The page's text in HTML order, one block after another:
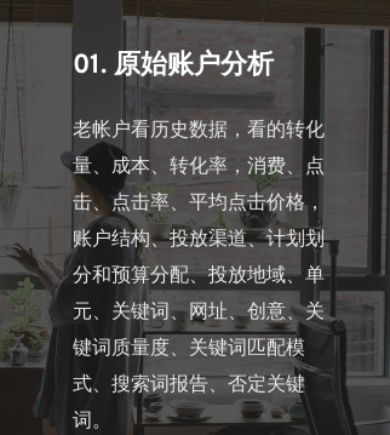
01. 原始账户分析
老帐户看历史数据，看的转化
量、成本、转化率，消费、点
击、点击率、平均点击价格，
账户结构、投放渠道、计划划
分和预算分配、投放地域、单
元、关键词、网址、创意、关
键词质量度、关键词匹配模
式、搜索词报告、否定关键
词。